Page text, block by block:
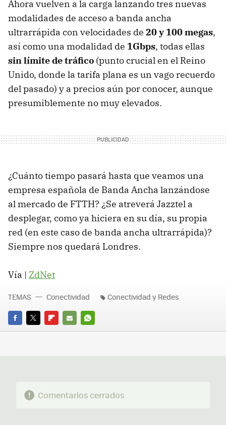
Ahora vuelven a la carga lanzando tres nuevas
modalidades de acceso a banda ancha
ultrarrápida con velocidades de 20 y 100 megas,
así como una modalidad de 1Gbps, todas ellas
sin límite de tráfico (punto crucial en el Reino
Unido, donde la tarifa plana es un vago recuerdo
del pasado) y a precios aún por conocer, aunque
presumiblemente no muy elevados.
¿Cuánto tiempo pasará hasta que veamos una
empresa española de Banda Ancha lanzándose
al mercado de FTTH? ¿Se atreverá Jazztel a
desplegar, como ya hiciera en su día, su propia
red (en este caso de banda ancha ultrarrápida)?
Siempre nos quedará Londres.
Vía | ZdNet
FACEBOOK
TWITTERFLIPBOARD
E-
WHATSAPP
TEMAS Conectividad Conectividad y Redes
Comentarios cerrados